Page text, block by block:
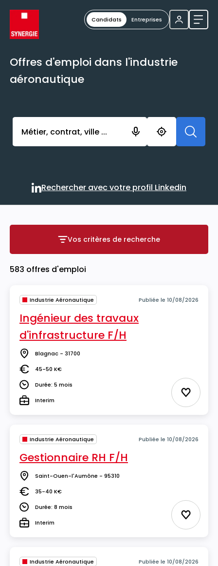
Candidats Entreprises
Offres d'emploi dans l'industrie
aéronautique
Activer l’élément pour lancer l’enregistrement.
Rechercher avec votre
Rechercher avec votre profil Linkedin
Vos critères de recherche
Vos critères de recherche
583 offres d'emploi
Industrie Aéronautique Publiée le 10/08/2026
Ingénieur des travaux
d'infrastructure F/H
Lieu Blagnac - 31700
Salaire45-50 K€
DuréeDurée: 5 mois
TypeInterim Ajouter
Industrie Aéronautique Publiée le 10/08/2026
Gestionnaire RH F/H
Lieu Saint-Ouen-l'Aumône - 95310
Salaire35-40 K€
DuréeDurée: 8 mois
TypeInterim Ajouter
Industrie Aéronautique Publiée le 10/08/2026